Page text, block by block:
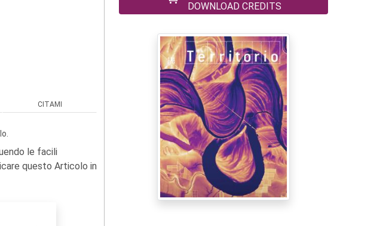
CITAMI
le facili
questo Articolo in
DOWNLOAD CREDITS